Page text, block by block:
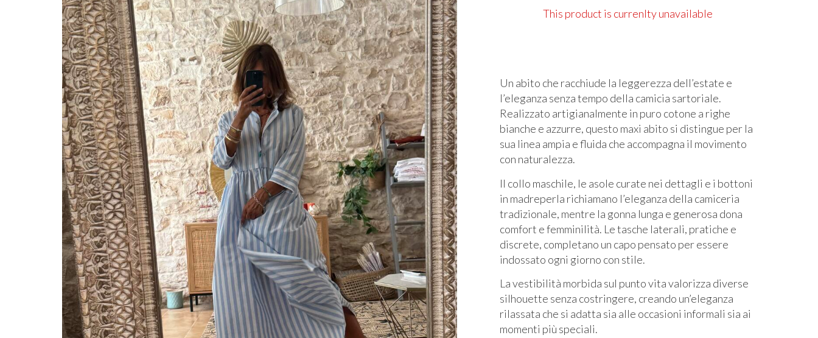
This product is currenlty unavailable
Un abito che racchiude la leggerezza dell’estate e
l’eleganza senza tempo della camicia sartoriale.
Realizzato artigianalmente in puro cotone a righe
bianche e azzurre, questo maxi abito si distingue per la
sua linea ampia e fluida che accompagna il movimento
con naturalezza.
Il collo maschile, le asole curate nei dettagli e i bottoni
in madreperla richiamano l’eleganza della camiceria
tradizionale, mentre la gonna lunga e generosa dona
comfort e femminilità. Le tasche laterali, pratiche e
discrete, completano un capo pensato per essere
indossato ogni giorno con stile.
La vestibilità morbida sul punto vita valorizza diverse
silhouette senza costringere, creando un’eleganza
rilassata che si adatta sia alle occasioni informali sia ai
momenti più speciali.